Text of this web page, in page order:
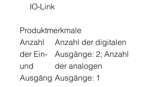
IO-Link
Produktmerkmale
Anzahl
der Ein-
und
Ausgäng
Anzahl der digitalen
Ausgänge: 2; Anzahl
der analogen
Ausgänge: 1